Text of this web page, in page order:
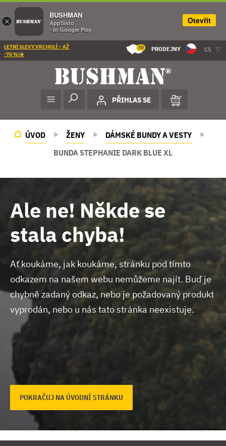
LETNÍ SLEVY VRCHOLÍ – AŽ
-70 %!☀️
30 PRODEJNY CS
PŘIHLAS SE
ÚVOD ŽENY
DÁMSKÉ BUNDY A VESTY
BUNDA STEPHANIE DARK BLUE XL
Ale ne! Někde se
stala chyba!
Ať koukáme, jak koukáme, stránku pod tímto
odkazem na našem webu nemůžeme najít. Buď je
chybně zadaný odkaz, nebo je požadovaný produkt
vyprodán, nebo u nás tato stránka neexistuje.
POKRAČUJ NA ÚVODNÍ STRÁNKU
×
BUSHMAN
AppSisto
- In Google Play
Otevřít